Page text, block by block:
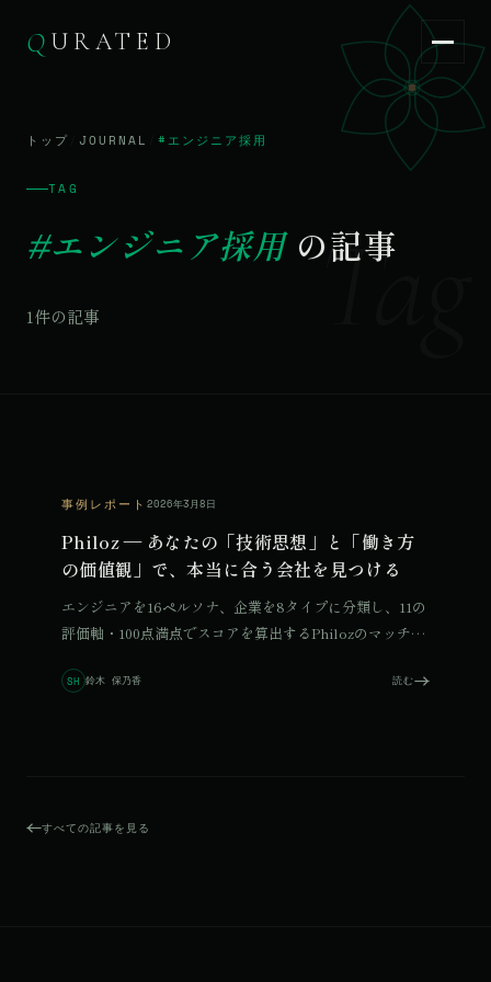
Q URATED
QURATED EN
トップ JOURNAL #エンジニア採用
TAG
Tag
#エンジニア採用の記事
1件の記事
事例レポート 2026年3月8日
Philoz — あなたの「技術思想」と「働き方
の価値観」で、本当に合う会社を見つける
エンジニアを16ペルソナ、企業を8タイプに分類し、11の
評価軸・100点満点でスコアを算出するPhilozのマッチン
元設計の全貌。
SH 鈴木 保乃香 読む
すべての記事を見る